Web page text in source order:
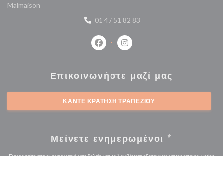
Malmaison
01 47 51 82 83
Facebook ((ανοίγει σε νέο
Instagram ((ανοίγει σε νέο
Επικοινωνήστε μαζί μας
ΚΆΝΤΕ ΚΡΆΤΗΣΗ ΤΡΑΠΕΖΙΟΎ
Μείνετε ενημερωμένοι *
Εγγραφείτε στο ενημερωτικό μας δελτίο για να λαμβάνετε εξατομικευμένες επικοινωνίες